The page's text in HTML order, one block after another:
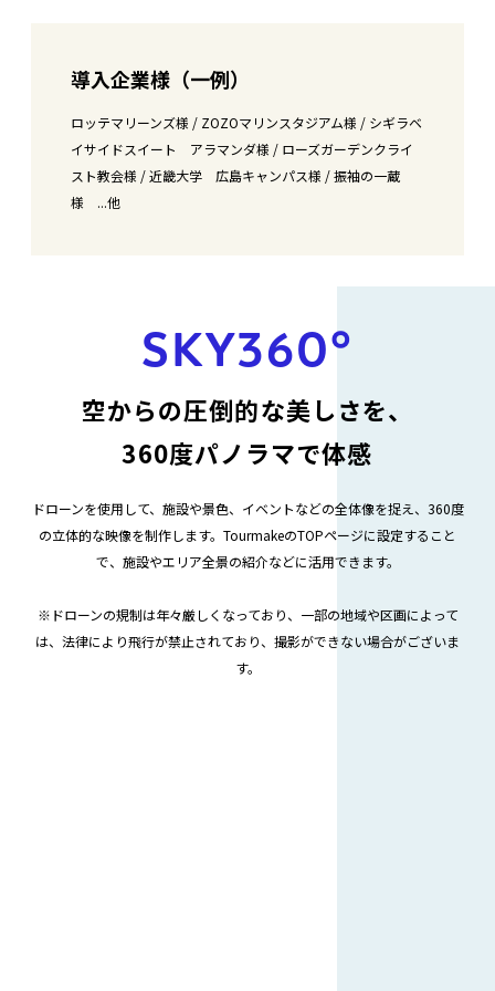
導入企業様（一例）
ロッテマリーンズ様 / ZOZOマリンスタジアム様 / シギラベ
イサイドスイート アラマンダ様 / ローズガーデンクライ
スト教会様 / 近畿大学 広島キャンパス様 / 振袖の一蔵
様 ...他
SKY360°
空からの圧倒的な美しさを、
360度パノラマで体感
ドローンを使用して、施設や景色、イベントなどの全体像を捉え、360度
の立体的な映像を制作します。 TourmakeのTOPページに設定すること
で、施設やエリア全景の紹介などに活用できます。
※ドローンの規制は年々厳しくなっており、一部の地域や区画によって
は、法律により飛行が禁止されており、撮影ができない場合がございま
す。